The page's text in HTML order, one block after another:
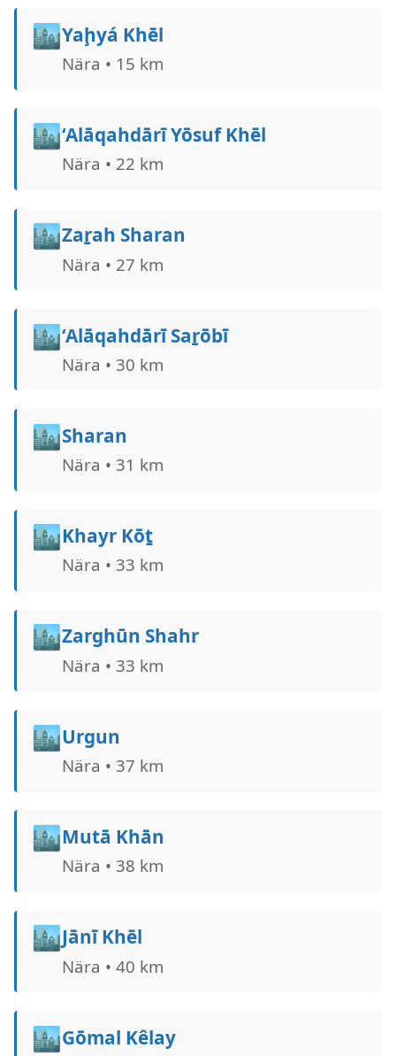
🏙️Yaḩyá Khēl
Nära • 15 km
🏙️‘Alāqahdārī Yōsuf Khēl
Nära • 22 km
🏙️Zaṟah Sharan
Nära • 27 km
🏙️‘Alāqahdārī Saṟōbī
Nära • 30 km
🏙️Sharan
Nära • 31 km
🏙️Khayr Kōṯ
Nära • 33 km
🏙️Zarghūn Shahr
Nära • 33 km
🏙️Urgun
Nära • 37 km
🏙️Mutā Khān
Nära • 38 km
🏙️Jānī Khēl
Nära • 40 km
🏙️Gōmal Kêlay